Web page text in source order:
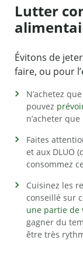
Lutter
Évitons de
faire, ou pour
N’achetez
pouvez
n’acheter
Faites
et aux DLUO
consommez
Cuisinez les
conseillé sur
une partie de
gagner du
être très